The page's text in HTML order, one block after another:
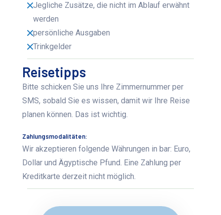
Jegliche Zusätze, die nicht im Ablauf erwähnt
werden
persönliche Ausgaben
Trinkgelder
Reisetipps
Bitte schicken Sie uns Ihre Zimmernummer per
SMS, sobald Sie es wissen, damit wir Ihre Reise
planen können. Das ist wichtig.
Zahlungsmodalitäten:
Wir akzeptieren folgende Währungen in bar: Euro,
Dollar und Ägyptische Pfund. Eine Zahlung per
Kreditkarte derzeit nicht möglich.